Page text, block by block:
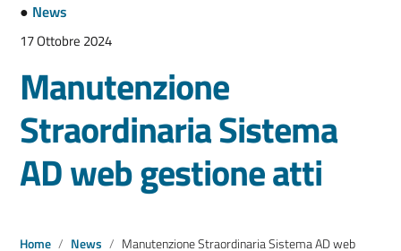
News
Progetti europei
Lavora con noi
● News
17 Ottobre 2024
Manutenzione
Straordinaria Sistema
AD web gestione atti
Home News
Manutenzione Straordinaria Sistema AD web